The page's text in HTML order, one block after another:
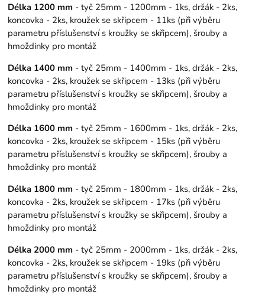
Délka 1200 mm - tyč 25mm - 1200mm - 1ks, držák - 2ks,
koncovka - 2ks, kroužek se skřipcem - 11ks (při výběru
parametru příslušenství s kroužky se skřipcem), šrouby a
hmoždinky pro montáž
Délka 1400 mm - tyč 25mm - 1400mm - 1ks, držák - 2ks,
koncovka - 2ks, kroužek se skřipcem - 13ks (při výběru
parametru příslušenství s kroužky se skřipcem), šrouby a
hmoždinky pro montáž
Délka 1600 mm - tyč 25mm - 1600mm - 1ks, držák - 2ks,
koncovka - 2ks, kroužek se skřipcem - 15ks (při výběru
parametru příslušenství s kroužky se skřipcem), šrouby a
hmoždinky pro montáž
Délka 1800 mm - tyč 25mm - 1800mm - 1ks, držák - 2ks,
koncovka - 2ks, kroužek se skřipcem - 17ks (při výběru
parametru příslušenství s kroužky se skřipcem), šrouby a
hmoždinky pro montáž
Délka 2000 mm - tyč 25mm - 2000mm - 1ks, držák - 2ks,
koncovka - 2ks, kroužek se skřipcem - 19ks (při výběru
parametru příslušenství s kroužky se skřipcem), šrouby a
hmoždinky pro montáž